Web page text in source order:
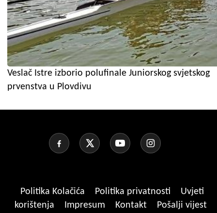
Veslač Istre izborio polufinale Juniorskog svjetskog
prvenstva u Plovdivu
Politika Kolačića Politika privatnosti
Uvjeti
korištenja
Impresum Kontakt
Pošalji vijest